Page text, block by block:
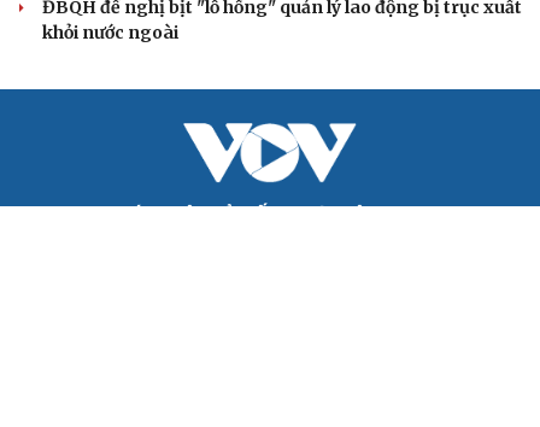
kém hiệu quả, không đúng tôn chỉ
Quy định số 207: Siết trách nhiệm đảng viên khi sử dụng
Thành Lập Ban Chỉ đạo TW về tổng kết thực tiễn,